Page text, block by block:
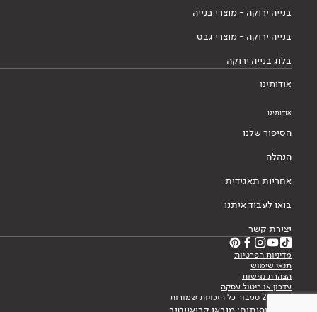
בנייה ירוקה - מוצרי בנייה
בנייה ירוקה - מוצרי גבס
בלוג בנייה ירוקה
אודותינו
אודותינו
הסיפור שלנו
הנהלה
אחריות תאגידית
בואו לעבוד איתנו
יצירת קשר
מדיניות הפרטיות
תנאי שימוש
הצהרת נגישות
עדכון או ביטול עסקה
© 2026 טמבור כל הזכויות שמורות
עיצוב ופיתוח: מובאו קריאייטיב